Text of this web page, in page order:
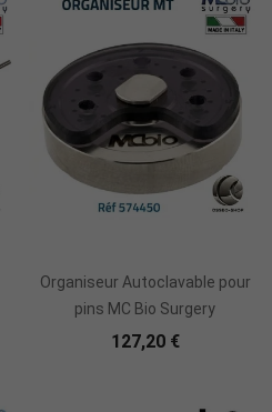
Organiseur Autoclavable pour
pins MC Bio Surgery
127,20 €